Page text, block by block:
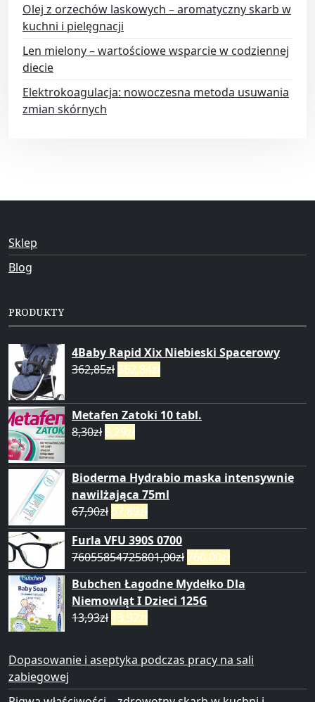
Olej z orzechów laskowych – aromatyczny skarb w
kuchni i pielęgnacji
Len mielony – wartościowe wsparcie w codziennej
diecie
Elektrokoagulacja: nowoczesna metoda usuwania
zmian skórnych
Sklep
Blog
PRODUKTY
4Baby Rapid Xix Niebieski Spacerowy
362,85zł 362,84zł
Metafen Zatoki 10 tabl.
8,30zł 8,29zł
Bioderma Hydrabio maska intensywnie
nawilżająca 75ml
67,90zł 67,89zł
Furla VFU 390S 0700
76055854725801,00zł 760,00zł
Bubchen Łagodne Mydełko Dla
Niemowląt I Dzieci 125G
13,93zł 13,92zł
Dopasowanie i aseptyka podczas pracy na sali
zabiegowej